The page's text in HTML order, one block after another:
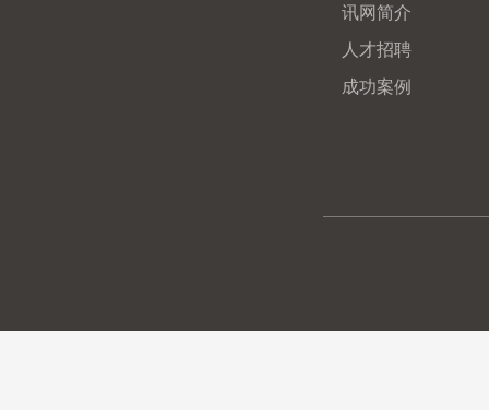
讯网简介
人才招聘
成功案例